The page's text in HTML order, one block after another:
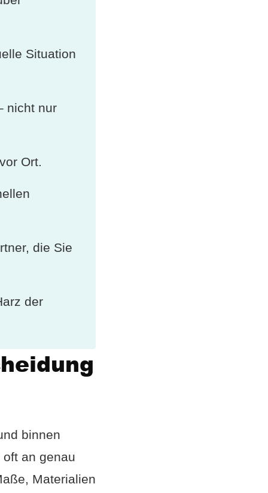
Situation
nicht nur
Ort.
die Sie
der
binnen
an genau
Materialien